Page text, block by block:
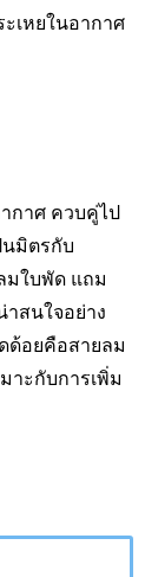
เหยในอากาศ
กาศ ควบคู่ไป
นมิตรกับ
มใบพัด แถม
สนใจอย่าง
ด้อยคือสายลม
าะกับการเพิ่ม